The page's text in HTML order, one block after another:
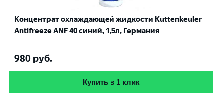
Концентрат охлаждающей жидкости Kuttenkeuler
Antifreeze ANF 40 синий, 1,5л, Германия
980 руб.
Купить в 1 клик